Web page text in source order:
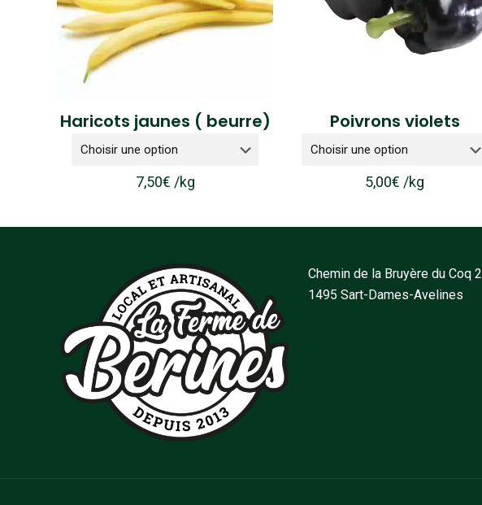
Haricots jaunes ( beurre)
7,50€ /kg
Poivrons violets
5,00€ /kg
Chemin de la Bruyère du Coq 2
1495 Sart-Dames-Avelines